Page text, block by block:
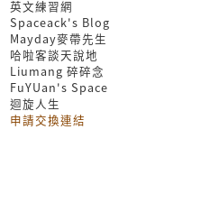
英文練習網
Spaceack's Blog
Mayday麥帶先生
哈啦客談天說地
Liumang 碎碎念
FuYUan's Space
迴旋人生
申請交換連結